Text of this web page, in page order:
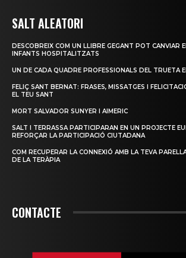
SALT ALEATORI
DESCOBREIX COM UN LLIBRE GEGANT POT CANVIAR
INFANTS HOSPITALITZATS
UN DE CADA QUADRE PROFESSIONALS DEL TRUETA
FELIÇ SANT BERNAT: FRASES, MISSATGES I
EL TEU SANT
MORT SALVADOR SUNYER I AIMERIC
SALT I TERRASSA PARTICIPARAN EN UN PROJECTE
REFORÇAR LA PARTICIPACIÓ CIUTADANA
COM RECUPERAR LA CONNEXIÓ AMB LA TEVA
DE LA TERÀPIA
CONTACTE